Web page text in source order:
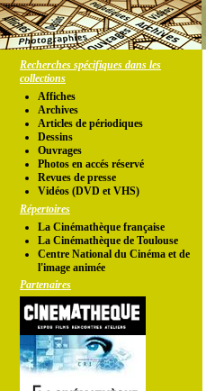
Recherches spécifiques dans les
collections
Affiches
Archives
Articles de périodiques
Dessins
Ouvrages
Photos en accés réservé
Revues de presse
Vidéos (DVD et VHS)
Répertoires
La Cinémathèque française
La Cinémathèque de Toulouse
Centre National du Cinéma et de
l'image animée
Partenaires